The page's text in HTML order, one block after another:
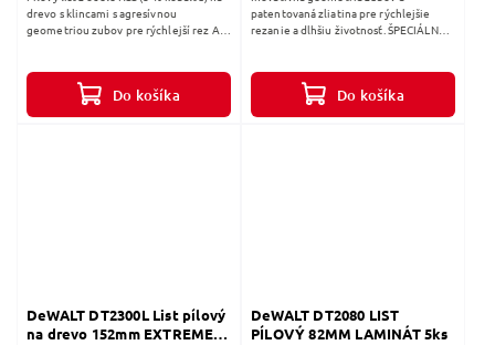
Do košíka
drevo s klincami s agresívnou
geometriou zubov pre rýchlejší rez Až
Do košíka
patentovaná zliatina pre rýchlejšie
rezanie a dlhšiu životnosť. ŠPECIÁLNA
optimálne...
DeWALT DT2300L List pílový
na drevo 152mm EXTREME
DeWALT DT2080 LIST
PÍLOVÝ 82MM LAMINÁT 5ks